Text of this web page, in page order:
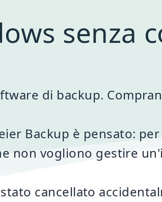
senza
di backup.
Backup è pensato:
non vogliono gestire
cancellato